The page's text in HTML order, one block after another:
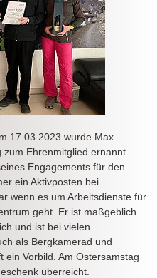
17.03.2023 wurde Max
Ehrenmitglied ernannt.
Engagements für den
ein Aktivposten bei
wenn es um Arbeitsdienste für
geht. Er ist maßgeblich
und ist bei vielen
als Bergkamerad und
ein Vorbild. Am Ostersamstag
überreicht.